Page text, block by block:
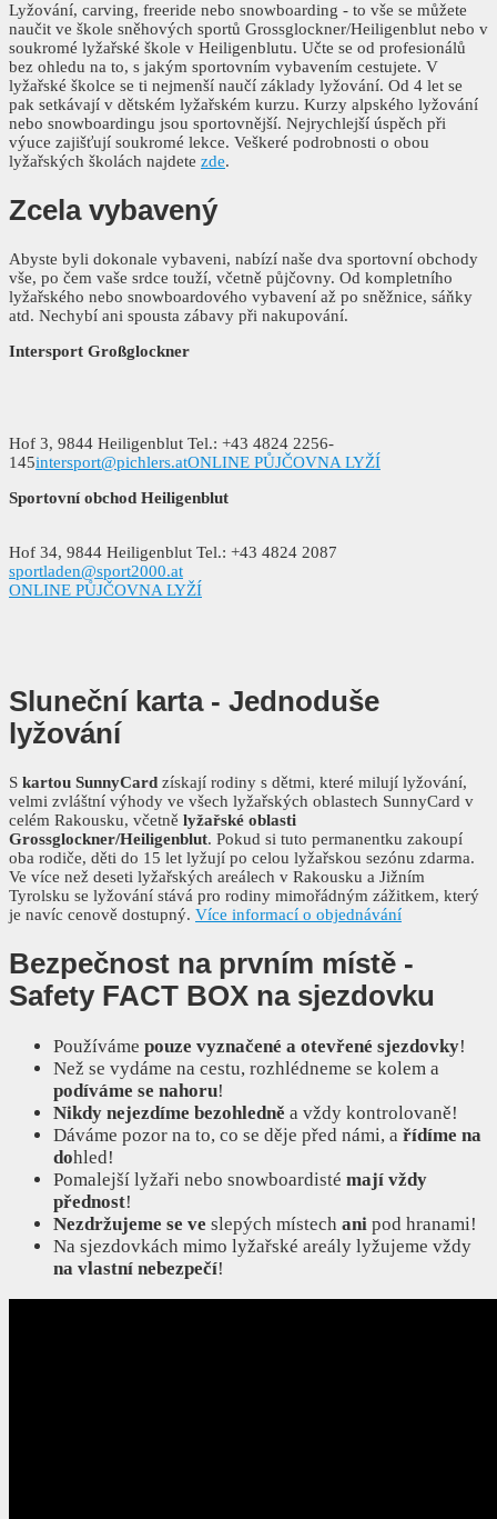
Lyžování, carving, freeride nebo snowboarding - to vše se můžete
naučit ve škole sněhových sportů Grossglockner/Heiligenblut nebo v
soukromé lyžařské škole v Heiligenblutu. Učte se od profesionálů
bez ohledu na to, s jakým sportovním vybavením cestujete. V
lyžařské školce se ti nejmenší naučí základy lyžování. Od 4 let se
pak setkávají v dětském lyžařském kurzu. Kurzy alpského lyžování
nebo snowboardingu jsou sportovnější. Nejrychlejší úspěch při
výuce zajišťují soukromé lekce. Veškeré podrobnosti o obou
lyžařských školách najdete zde.
Zcela vybavený
Abyste byli dokonale vybaveni, nabízí naše dva sportovní obchody
vše, po čem vaše srdce touží, včetně půjčovny. Od kompletního
lyžařského nebo snowboardového vybavení až po sněžnice, sáňky
atd. Nechybí ani spousta zábavy při nakupování.
Intersport Großglockner
Hof 3, 9844 Heiligenblut Tel.: +43 4824 2256-
145intersport@pichlers.atONLINE PŮJČOVNA LYŽÍ
Sportovní obchod Heiligenblut
Hof 34, 9844 Heiligenblut Tel.: +43 4824 2087
sportladen@sport2000.at
ONLINE PŮJČOVNA LYŽÍ
Sluneční karta - Jednoduše
lyžování
S kartou SunnyCard získají rodiny s dětmi, které milují lyžování,
velmi zvláštní výhody ve všech lyžařských oblastech SunnyCard v
celém Rakousku, včetně lyžařské oblasti
Grossglockner/Heiligenblut. Pokud si tuto permanentku zakoupí
oba rodiče, děti do 15 let lyžují po celou lyžařskou sezónu zdarma.
Ve více než deseti lyžařských areálech v Rakousku a Jižním
Tyrolsku se lyžování stává pro rodiny mimořádným zážitkem, který
je navíc cenově dostupný. Více informací o objednávání
Bezpečnost na prvním místě -
Safety FACT BOX na sjezdovku
Používáme pouze vyznačené a otevřené sjezdovky!
Než se vydáme na cestu, rozhlédneme se kolem a
podíváme se nahoru!
Nikdy nejezdíme bezohledně a vždy kontrolovaně!
Dáváme pozor na to, co se děje před námi, a řídíme na
dohled!
Pomalejší lyžaři nebo snowboardisté mají vždy
přednost!
Nezdržujeme se ve slepých místech ani pod hranami!
Na sjezdovkách mimo lyžařské areály lyžujeme vždy
na vlastní nebezpečí!